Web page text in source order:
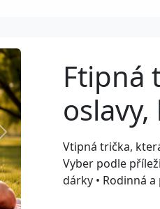
Next
Ftipná
Vtipná trička,
Vyber podle
dárky • Rodinná